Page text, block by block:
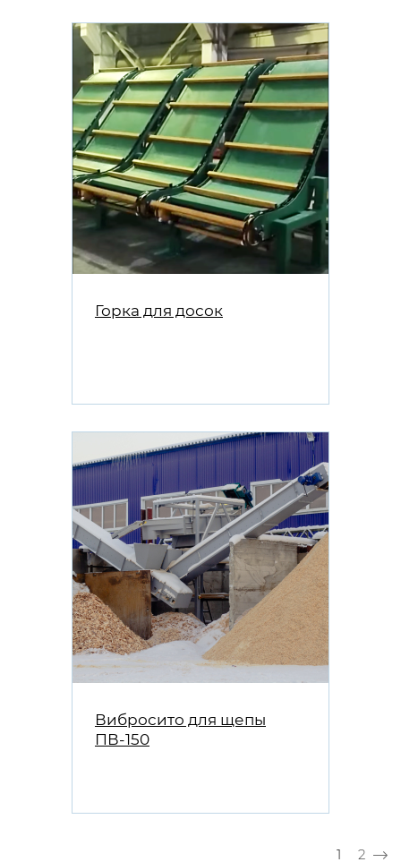
Горка для досок
Вибросито для щепы
ПВ-150
Текущая
1 2